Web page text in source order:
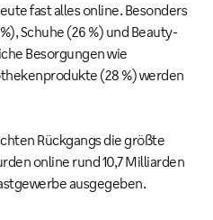
fast alles online. Besonders
Schuhe (26 %) und Beauty-
Besorgungen wie
(28 %) werden
Rückgangs die größte
online rund 10,7 Milliarden
ausgegeben.